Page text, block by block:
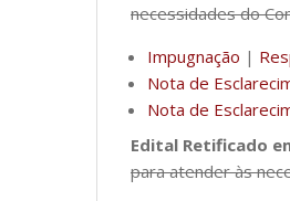
necessidades do
Impugnação |
Nota de
Nota de
Edital Retificado
para atender às